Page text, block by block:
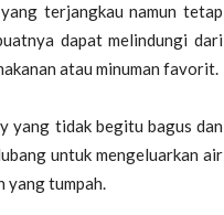
terjangkau namun tetap
dapat melindungi dari
atau minuman favorit.
yang tidak begitu bagus dan
untuk mengeluarkan air
yang tumpah.